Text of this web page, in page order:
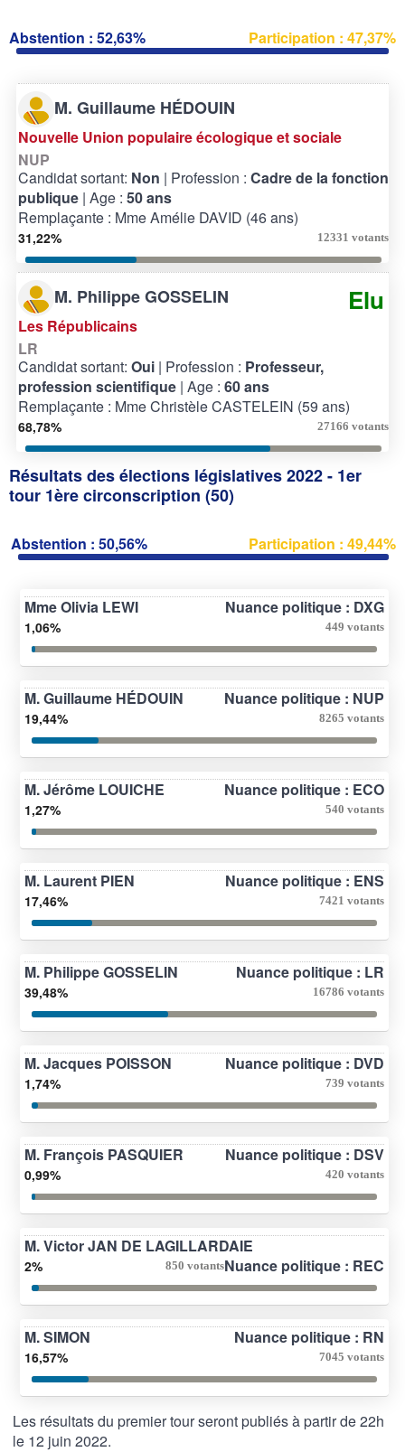
Abstention : 52,63% Participation : 47,37%
M. Guillaume HÉDOUIN
Nouvelle Union populaire écologique et sociale
NUP
Candidat sortant: Non | Profession : Cadre de la fonction
publique | Age : 50 ans
Remplaçante : Mme Amélie DAVID (46 ans)
31,22% 12331 votants
M. Philippe GOSSELIN Elu
Les Républicains
LR
Candidat sortant: Oui | Profession : Professeur,
profession scientifique | Age : 60 ans
Remplaçante : Mme Christèle CASTELEIN (59 ans)
68,78% 27166 votants
Résultats des élections législatives 2022 - 1er
tour 1ère circonscription (50)
Abstention : 50,56% Participation : 49,44%
Mme Olivia LEWI Nuance politique : DXG
1,06% 449 votants
M. Guillaume HÉDOUIN Nuance politique : NUP
19,44% 8265 votants
M. Jérôme LOUICHE Nuance politique : ECO
1,27% 540 votants
M. Laurent PIEN Nuance politique : ENS
17,46% 7421 votants
M. Philippe GOSSELIN Nuance politique : LR
39,48% 16786 votants
M. Jacques POISSON Nuance politique : DVD
1,74% 739 votants
M. François PASQUIER Nuance politique : DSV
0,99% 420 votants
M. Victor JAN DE LAGILLARDAIE
Nuance politique : REC
2% 850 votants
M. SIMON Nuance politique : RN
16,57% 7045 votants
Les résultats du premier tour seront publiés à partir de 22h
le 12 juin 2022.